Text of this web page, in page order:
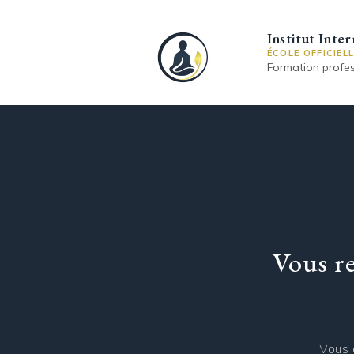
Institut
ÉCOLE
Formation
Vous
Vous